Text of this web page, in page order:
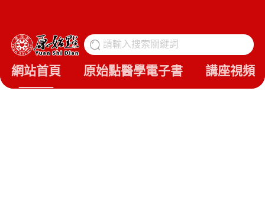
請輸入搜索關鍵詞
網站首頁 原始點醫學電子書 講座視頻